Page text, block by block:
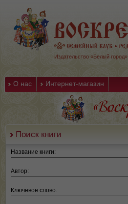
Издательство «Белый город»
О нас Интернет-магазин
Поиск книги
Название книги:
Автор:
Ключевое слово: